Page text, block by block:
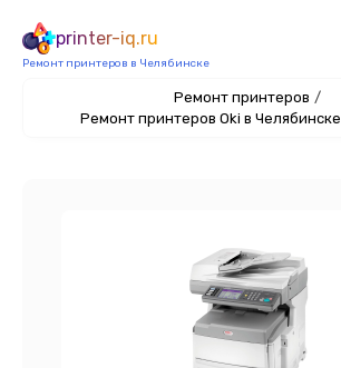
printer-iq.ru
Ремонт принтеров в Челябинске
Ремонт принтеров /
Ремонт принтеров Oki в Челябинске